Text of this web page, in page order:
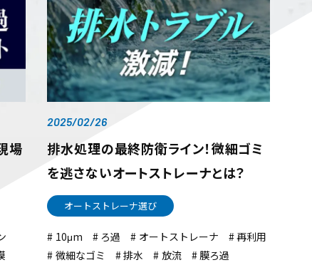
場
2025/02/26
排水処理の最終防衛ライン！微細ゴミ
を逃さないオートストレーナとは？
オートストレーナ選び
10μm ろ過 オートストレーナ
再利用
微細なゴミ
排水 放流 膜ろ過